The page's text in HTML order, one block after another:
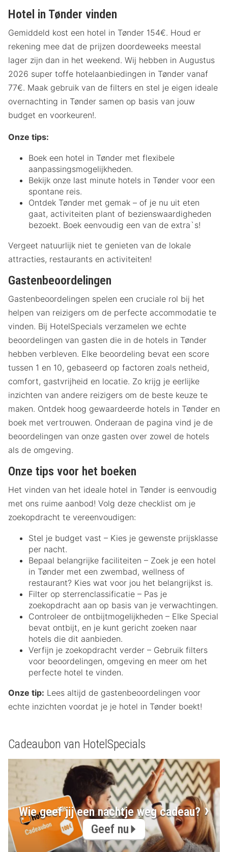
Hotel in Tønder vinden
Gemiddeld kost een hotel in Tønder 154€. Houd er
rekening mee dat de prijzen doordeweeks meestal
lager zijn dan in het weekend. Wij hebben in Augustus
2026 super toffe hotelaanbiedingen in Tønder vanaf
77€. Maak gebruik van de filters en stel je eigen ideale
overnachting in Tønder samen op basis van jouw
budget en voorkeuren!.
Onze tips:
Boek een hotel in Tønder met flexibele
aanpassingsmogelijkheden.
Bekijk onze last minute hotels in Tønder voor een
spontane reis.
Ontdek Tønder met gemak – of je nu uit eten
gaat, activiteiten plant of bezienswaardigheden
bezoekt. Boek eenvoudig een van de extra`s!
Vergeet natuurlijk niet te genieten van de lokale
attracties, restaurants en activiteiten!
Gastenbeoordelingen
Gastenbeoordelingen spelen een cruciale rol bij het
helpen van reizigers om de perfecte accommodatie te
vinden. Bij HotelSpecials verzamelen we echte
beoordelingen van gasten die in de hotels in Tønder
hebben verbleven. Elke beoordeling bevat een score
tussen 1 en 10, gebaseerd op factoren zoals netheid,
comfort, gastvrijheid en locatie. Zo krijg je eerlijke
inzichten van andere reizigers om de beste keuze te
maken. Ontdek hoog gewaardeerde hotels in Tønder en
boek met vertrouwen. Onderaan de pagina vind je de
beoordelingen van onze gasten over zowel de hotels
als de omgeving.
Onze tips voor het boeken
Het vinden van het ideale hotel in Tønder is eenvoudig
met ons ruime aanbod! Volg deze checklist om je
zoekopdracht te vereenvoudigen:
Stel je budget vast – Kies je gewenste prijsklasse
per nacht.
Bepaal belangrijke faciliteiten – Zoek je een hotel
in Tønder met een zwembad, wellness of
restaurant? Kies wat voor jou het belangrijkst is.
Filter op sterrenclassificatie – Pas je
zoekopdracht aan op basis van je verwachtingen.
Controleer de ontbijtmogelijkheden – Elke Special
bevat ontbijt, en je kunt gericht zoeken naar
hotels die dit aanbieden.
Verfijn je zoekopdracht verder – Gebruik filters
voor beoordelingen, omgeving en meer om het
perfecte hotel te vinden.
Onze tip: Lees altijd de gastenbeoordelingen voor
echte inzichten voordat je je hotel in Tønder boekt!
Cadeaubon van HotelSpecials
Wie geef jij een nachtje weg cadeau?
Geef nu